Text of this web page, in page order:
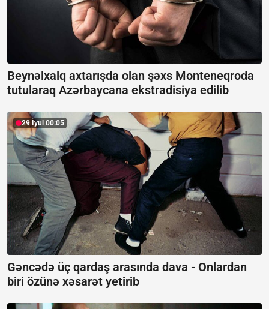
Beynəlxalq axtarışda olan şəxs Monteneqroda
tutularaq Azərbaycana ekstradisiya edilib
29 İyul 00:05
Gəncədə üç qardaş arasında dava - Onlardan
biri özünə xəsarət yetirib